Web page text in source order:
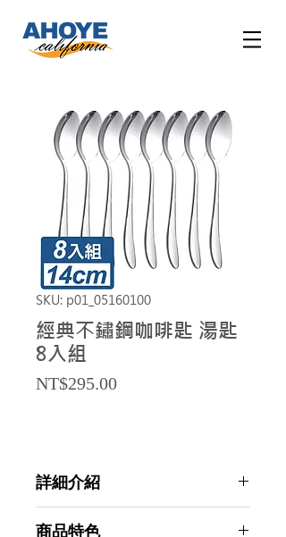
SKU: p01_05160100
經典不鏽鋼咖啡匙 湯匙
8入組
NT$295.00Price
詳細介紹
商品特色